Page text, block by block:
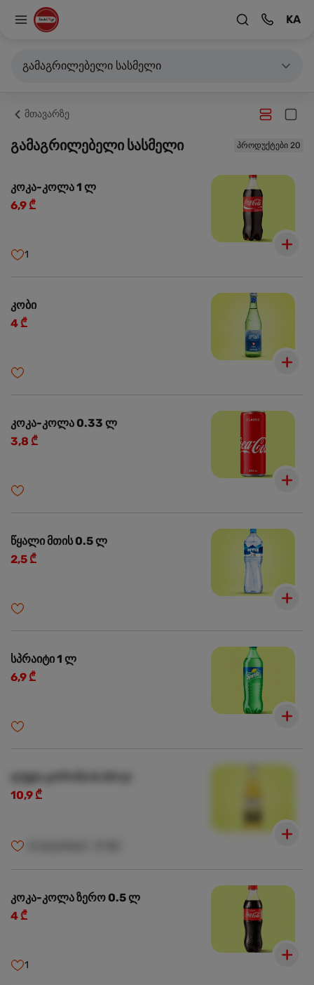
KA
გამაგრილებელი სასმელი
მთავარზე
გამაგრილებელი სასმელი პროდუქტები 20
კოკა-კოლა 1 ლ
6,9 ₾
1
კობი
4 ₾
კოკა-კოლა 0.33 ლ
3,8 ₾
წყალი მთის 0.5 ლ
2,5 ₾
სპრაიტი 1 ლ
6,9 ₾
ლუდი კორონა 0.33 ლ
10,9 ₾
კოკა-კოლა ზერო 0.5 ლ
4 ₾
1